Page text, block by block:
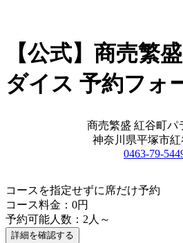
【公式】商売繁
ダイス 予約フォ
商売繁盛 紅谷町パ
神奈川県平塚市紅
0463-79-
コースを指定せずに席だけ予約
コース料金：0円
予約可能人数：2人～
詳細を確認する